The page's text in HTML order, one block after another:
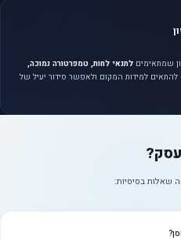
שמתאימים לתנאי לחות, טמפרטורה נמוכה,
להתאים למידות המקום ולאפשר סידור יעיל של
שאלות בסיסיות: